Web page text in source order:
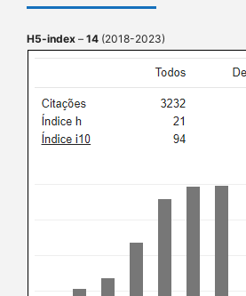
H5-index – 14 (2018-2023)